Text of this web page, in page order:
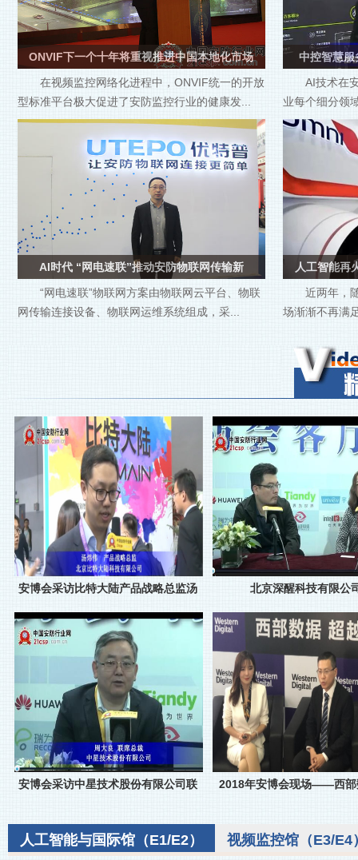
ONVIF下一个十年将重视推进中国本地化市场
在视频监控网络化进程中，ONVIF统一的开放
型标准平台极大促进了安防监控行业的健康发...
中控智慧服
AI技术在
业每个细分领
AI时代 “网电速联”推动安防物联网传输新
“网电速联”物联网方案由物联网云平台、物联
网传输连接设备、物联网运维系统组成，采...
人工智能再
近两年，
场渐渐不再满
安博会采访比特大陆产品战略总监汤 北京深醒科技有限公
安博会采访中星技术股份有限公司联 2018年安博会现场——西部
人工智能与国际馆（E1/E2） 视频监控馆（E3/E4